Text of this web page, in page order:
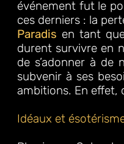
événement fut le
ces derniers : la
Paradis en tant
durent survivre en
de s’adonner à
subvenir à ses
ambitions. En effet,
Idéaux et